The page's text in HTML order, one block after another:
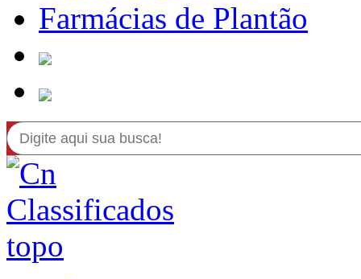
Farmácias de Plantão